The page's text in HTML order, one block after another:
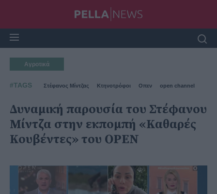
Αγροτικά
#TAGS Στέφανος Μίντζας Κτηνοτρόφοι Οπεν open channel
Δυναμική παρουσία του Στέφανου
Μίντζα στην εκπομπή «Καθαρές
Κουβέντες» του OPEN